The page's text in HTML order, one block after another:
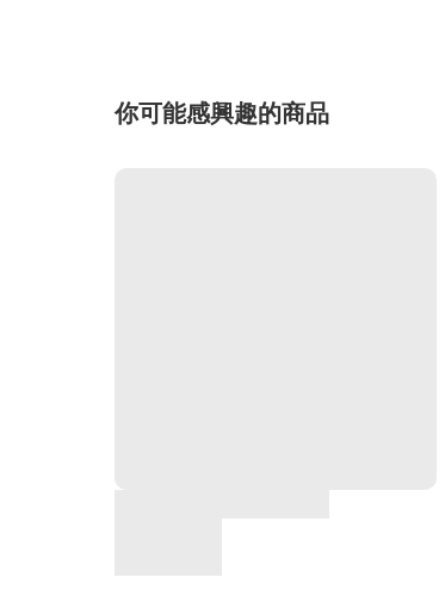
你可能感興趣的商品